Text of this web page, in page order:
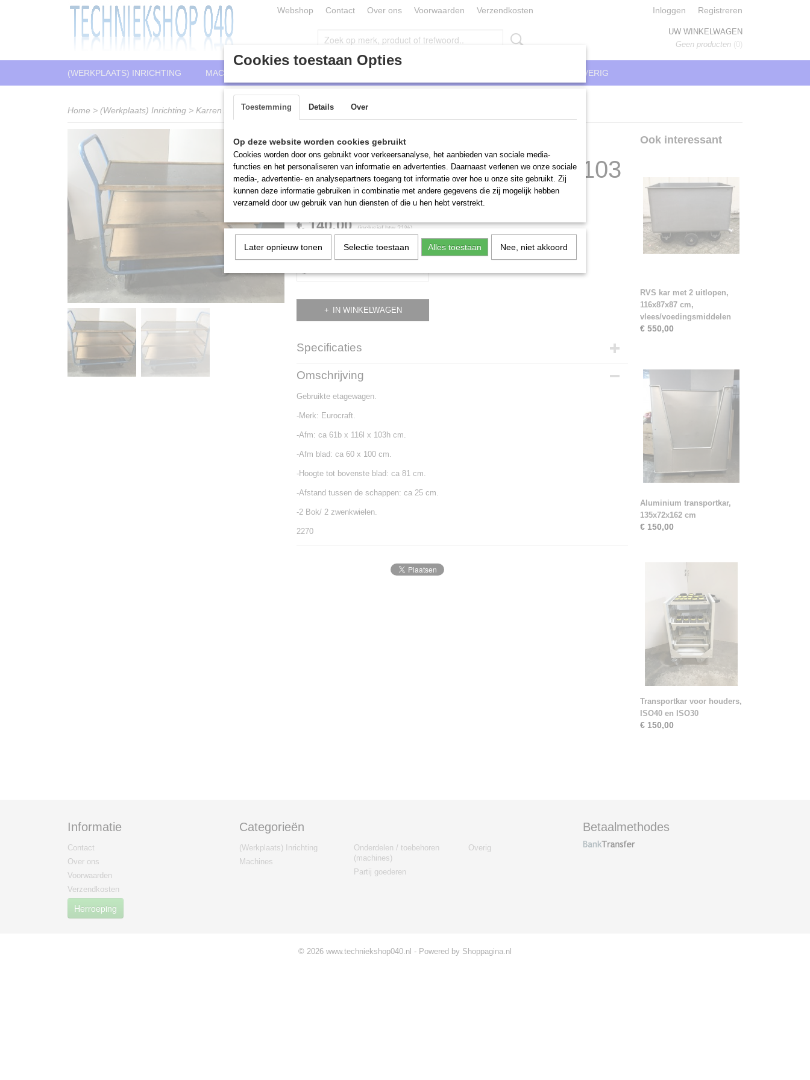
Webshop Contact Over ons Voorwaarden Verzendkosten Inloggen Registreren
UW WINKELWAGEN
Geen producten (0)
(WERKPLAATS) INRICHTING MACHINES OVERIG
Home > (Werkplaats) Inrichting > Karren / wagens>Etagewagen, Eurocraft, 3 houten schappen, 61x116x103 cm
Etagewagen, Eurocraft, 3
houten schappen, 61x116x103
cm
€ 140,00 (inclusief btw 21%)
Aantal
IN WINKELWAGEN
Specificaties
Productcode
Omschrijving
Gebruikte etagewagen.
-Merk: Eurocraft.
-Afm: ca 61b x 116l x 103h cm.
-Afm blad: ca 60 x 100 cm.
-Hoogte tot bovenste blad: ca 81 cm.
-Afstand tussen de schappen: ca 25 cm.
-2 Bok/ 2 zwenkwielen.
2270
Ook interessant
RVS kar met 2 uitlopen,
116x87x87 cm,
vlees/voedingsmiddelen
€ 550,00
Aluminium transportkar,
135x72x162 cm
€ 150,00
Transportkar voor houders,
ISO40 en ISO30
€ 150,00
Informatie
Contact
Over ons
Voorwaarden
Verzendkosten
Herroeping
Categorieën
(Werkplaats) Inrichting
Machines
Onderdelen / toebehoren
(machines)
Partij goederen
Overig
Betaalmethodes
© 2026 www.techniekshop040.nl - Powered by Shoppagina.nl
Cookies toestaan Opties
Toestemming Details Over
Op deze website worden cookies gebruikt
Cookies worden door ons gebruikt voor verkeersanalyse, het aanbieden van sociale media-
functies en het personaliseren van informatie en advertenties. Daarnaast verlenen we onze sociale
media-, advertentie- en analysepartners toegang tot informatie over hoe u onze site gebruikt. Zij
kunnen deze informatie gebruiken in combinatie met andere gegevens die zij mogelijk hebben
verzameld door uw gebruik van hun diensten of die u hen hebt verstrekt.
Later opnieuw tonen Selectie toestaan Alles toestaan Nee, niet akkoord